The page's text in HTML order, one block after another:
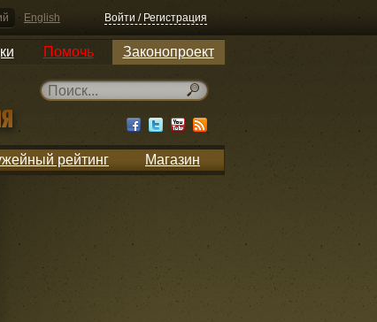
English Войти / Регистрация
Помочь Законопроект
рейтинг Магазин